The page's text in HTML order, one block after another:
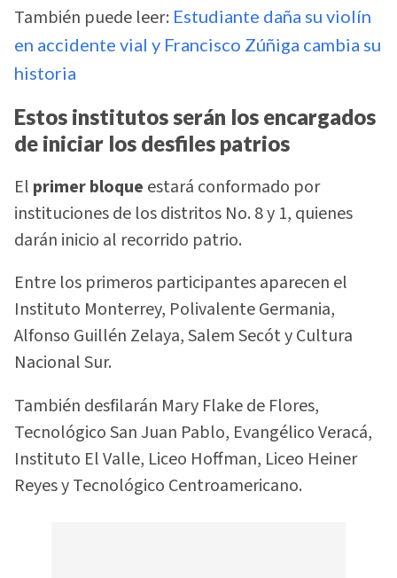
También puede leer: Estudiante daña su violín
en accidente vial y Francisco Zúñiga cambia su
historia
Estos institutos serán los encargados
de iniciar los desfiles patrios
El primer bloque estará conformado por
instituciones de los distritos No. 8 y 1, quienes
darán inicio al recorrido patrio.
Entre los primeros participantes aparecen el
Instituto Monterrey, Polivalente Germania,
Alfonso Guillén Zelaya, Salem Secót y Cultura
Nacional Sur.
También desfilarán Mary Flake de Flores,
Tecnológico San Juan Pablo, Evangélico Veracá,
Instituto El Valle, Liceo Hoffman, Liceo Heiner
Reyes y Tecnológico Centroamericano.